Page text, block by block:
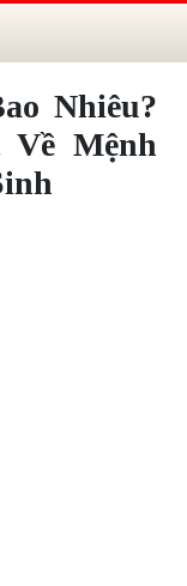
Nhiêu?
Mệnh